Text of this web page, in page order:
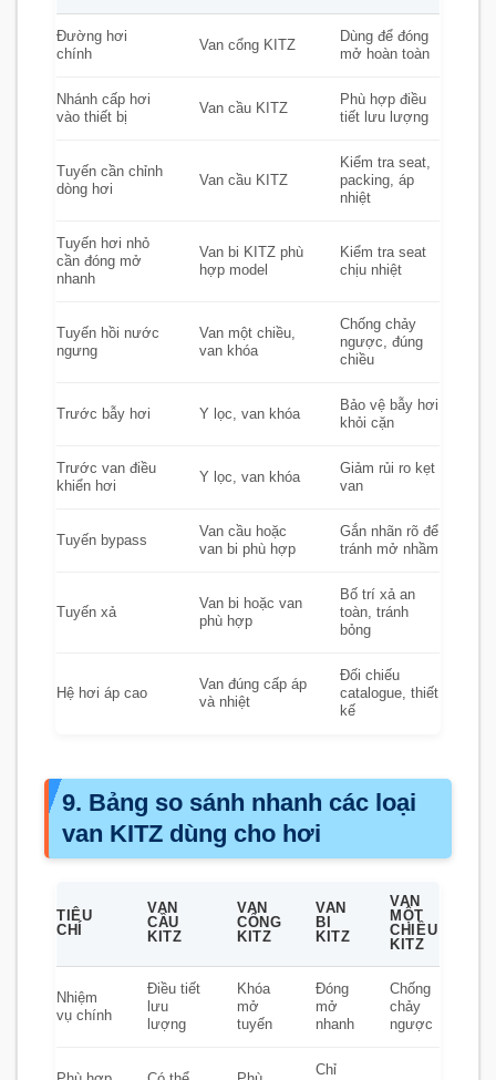
Đường hơi
chính
Van cổng KITZ
Dùng để đóng
mở hoàn toàn
Nhánh cấp hơi
vào thiết bị
Van cầu KITZ
Phù hợp điều
tiết lưu lượng
Tuyến cần chỉnh
dòng hơi
Van cầu KITZ
Kiểm tra seat,
packing, áp
nhiệt
Tuyến hơi nhỏ
cần đóng mở
nhanh
Van bi KITZ phù
hợp model
Kiểm tra seat
chịu nhiệt
Tuyến hồi nước
ngưng
Van một chiều,
van khóa
Chống chảy
ngược, đúng
chiều
Trước bẫy hơi Y lọc, van khóa
Bảo vệ bẫy hơi
khỏi cặn
Trước van điều
khiển hơi
Y lọc, van khóa
Giảm rủi ro kẹt
van
Tuyến bypass
Van cầu hoặc
van bi phù hợp
Gắn nhãn rõ để
tránh mở nhầm
Tuyến xả
Van bi hoặc van
phù hợp
Bố trí xả an
toàn, tránh
bỏng
Hệ hơi áp cao
Van đúng cấp áp
và nhiệt
Đối chiếu
catalogue, thiết
kế
9. Bảng so sánh nhanh các loại
van KITZ dùng cho hơi
TIÊU
CHÍ
VAN
CẦU
KITZ
VAN
CỔNG
KITZ
VAN
BI
KITZ
VAN
MỘT
CHIỀU
KITZ
Nhiệm
vụ chính
Điều tiết
lưu
lượng
Khóa
mở
tuyến
Đóng
mở
nhanh
Chống
chảy
ngược
Chỉ